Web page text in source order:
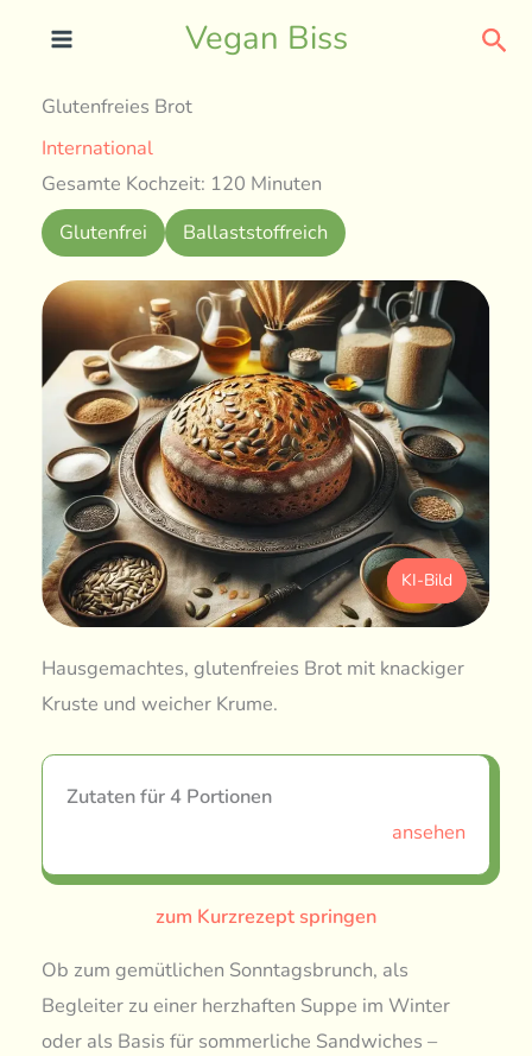
Vegan Biss
Glutenfreies Brot
International
Gesamte Kochzeit: 120 Minuten
Glutenfrei
Ballaststoffreich
KI-Bild
Hausgemachtes, glutenfreies Brot mit knackiger
Kruste und weicher Krume.
Zutaten für 4 Portionen
ansehen
zum Kurzrezept springen
Ob zum gemütlichen Sonntagsbrunch, als
Begleiter zu einer herzhaften Suppe im Winter
oder als Basis für sommerliche Sandwiches –